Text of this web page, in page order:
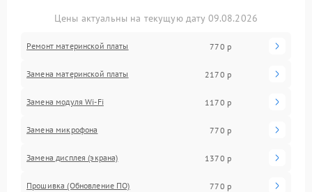
Цены актуальны на текущую дату 09.08.2026
Ремонт материнской платы 770 р
Замена материнской платы 2170 р
Замена модуля Wi-Fi 1170 р
Замена микрофона 770 р
Замена дисплея (экрана) 1370 р
Прошивка (Обновление ПО) 770 р